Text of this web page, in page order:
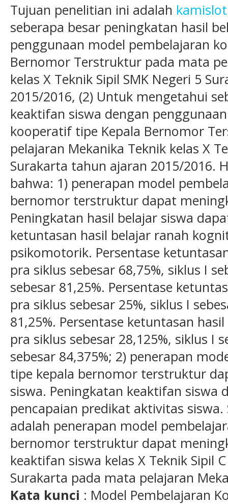
Tujuan penelitian ini adalah kamislot
seberapa besar peningkatan hasil
penggunaan model pembelajaran
Bernomor Terstruktur pada mata
kelas X Teknik Sipil SMK Negeri 5
2015/2016, (2) Untuk mengetahui
keaktifan siswa dengan
kooperatif tipe Kepala Bernomor
pelajaran Mekanika Teknik kelas X
Surakarta tahun ajaran 2015/2016.
bahwa: 1) penerapan model
bernomor terstruktur dapat
Peningkatan hasil belajar siswa
ketuntasan hasil belajar ranah
psikomotorik. Persentase
pra siklus sebesar 68,75%, siklus I
sebesar 81,25%. Persentase
pra siklus sebesar 25%, siklus I
81,25%. Persentase ketuntasan
pra siklus sebesar 28,125%, siklus I
sebesar 84,375%; 2) penerapan
tipe kepala bernomor terstruktur
siswa. Peningkatan keaktifan siswa
pencapaian predikat aktivitas
adalah penerapan model
bernomor terstruktur dapat
keaktifan siswa kelas X Teknik Sipil C
Surakarta pada mata pelajaran
Kata kunci : Model Pembelajaran